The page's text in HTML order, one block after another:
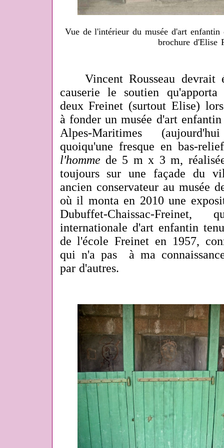
Vue de l'intérieur du musée d'art enfantin
brochure d'Elise
Vincent Rousseau devrait
causerie le soutien
deux Freinet (surtout Elise)
à fonder un musée d'art
Alpes-Maritimes
quoiqu'une fresque en bas-
l'homme de 5 m x 3 m,
toujours sur une façade du
ancien conservateur au musée
où il monta en 2010 une
Dubuffet-Chaissac-
internationale d'art enfantin
de l'école Freinet en 1957,
qui n'a pas à ma
par d'autres.